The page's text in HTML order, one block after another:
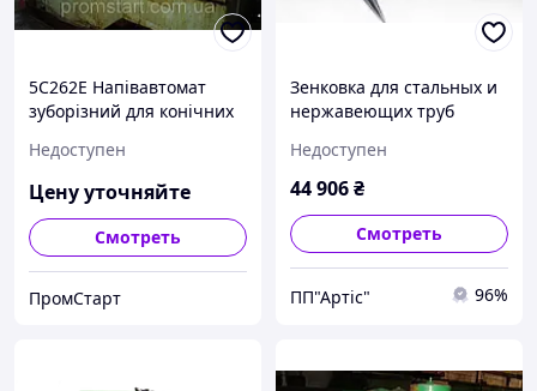
5С262Е Напівавтомат
зуборізний для конічних
зубцями
Недоступен
Цену уточняйте
Смотреть
ПромСтарт
Зенковка для стальных и
нержавеющих труб
Недоступен
44 906₴
Смотреть
ПП"Артіс" 96%